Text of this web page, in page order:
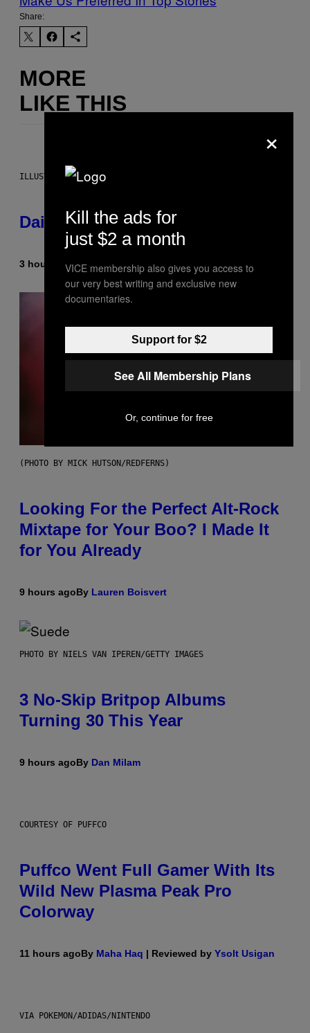
Share:
MORE
LIKE THIS
ILLUSTRATION BY REESA.
Daily Horoscope: August 6, 2026
3 hours agoByAshley Fike
(PHOTO BY MICK HUTSON/REDFERNS)
Looking For the Perfect Alt-Rock
Mixtape for Your Boo? I Made It
for You Already
9 hours agoBy Lauren Boisvert
PHOTO BY NIELS VAN IPEREN/GETTY IMAGES
3 No-Skip Britpop Albums
Turning 30 This Year
9 hours agoBy Dan Milam
COURTESY OF PUFFCO
Puffco Went Full Gamer With Its
Wild New Plasma Peak Pro
Colorway
11 hours agoBy Maha Haq | Reviewed by Ysolt Usigan
VIA POKEMON/ADIDAS/NINTENDO
×
Kill the ads for
just $2 a month
VICE membership also gives you access to
our very best writing and exclusive new
documentaries.
Support for $2
See All Membership Plans
Or, continue for free